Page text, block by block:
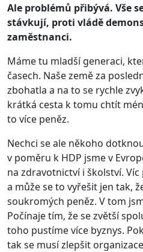
Ale problémů přibývá. Vše
stávkují, proti vládě
zaměstnanci.
Máme tu mladší generaci,
časech. Naše země za
zbohatla a na to se rychle
krátká cesta k tomu chtít
to více peněz.
Nechci se ale někoho
v poměru k HDP jsme v
na zdravotnictví i školství.
a může se to vyřešit jen tak,
soukromých peněz. V tom
Počínaje tím, že se zvětší
toho pustíme více byznys.
tak se musí zlepšit